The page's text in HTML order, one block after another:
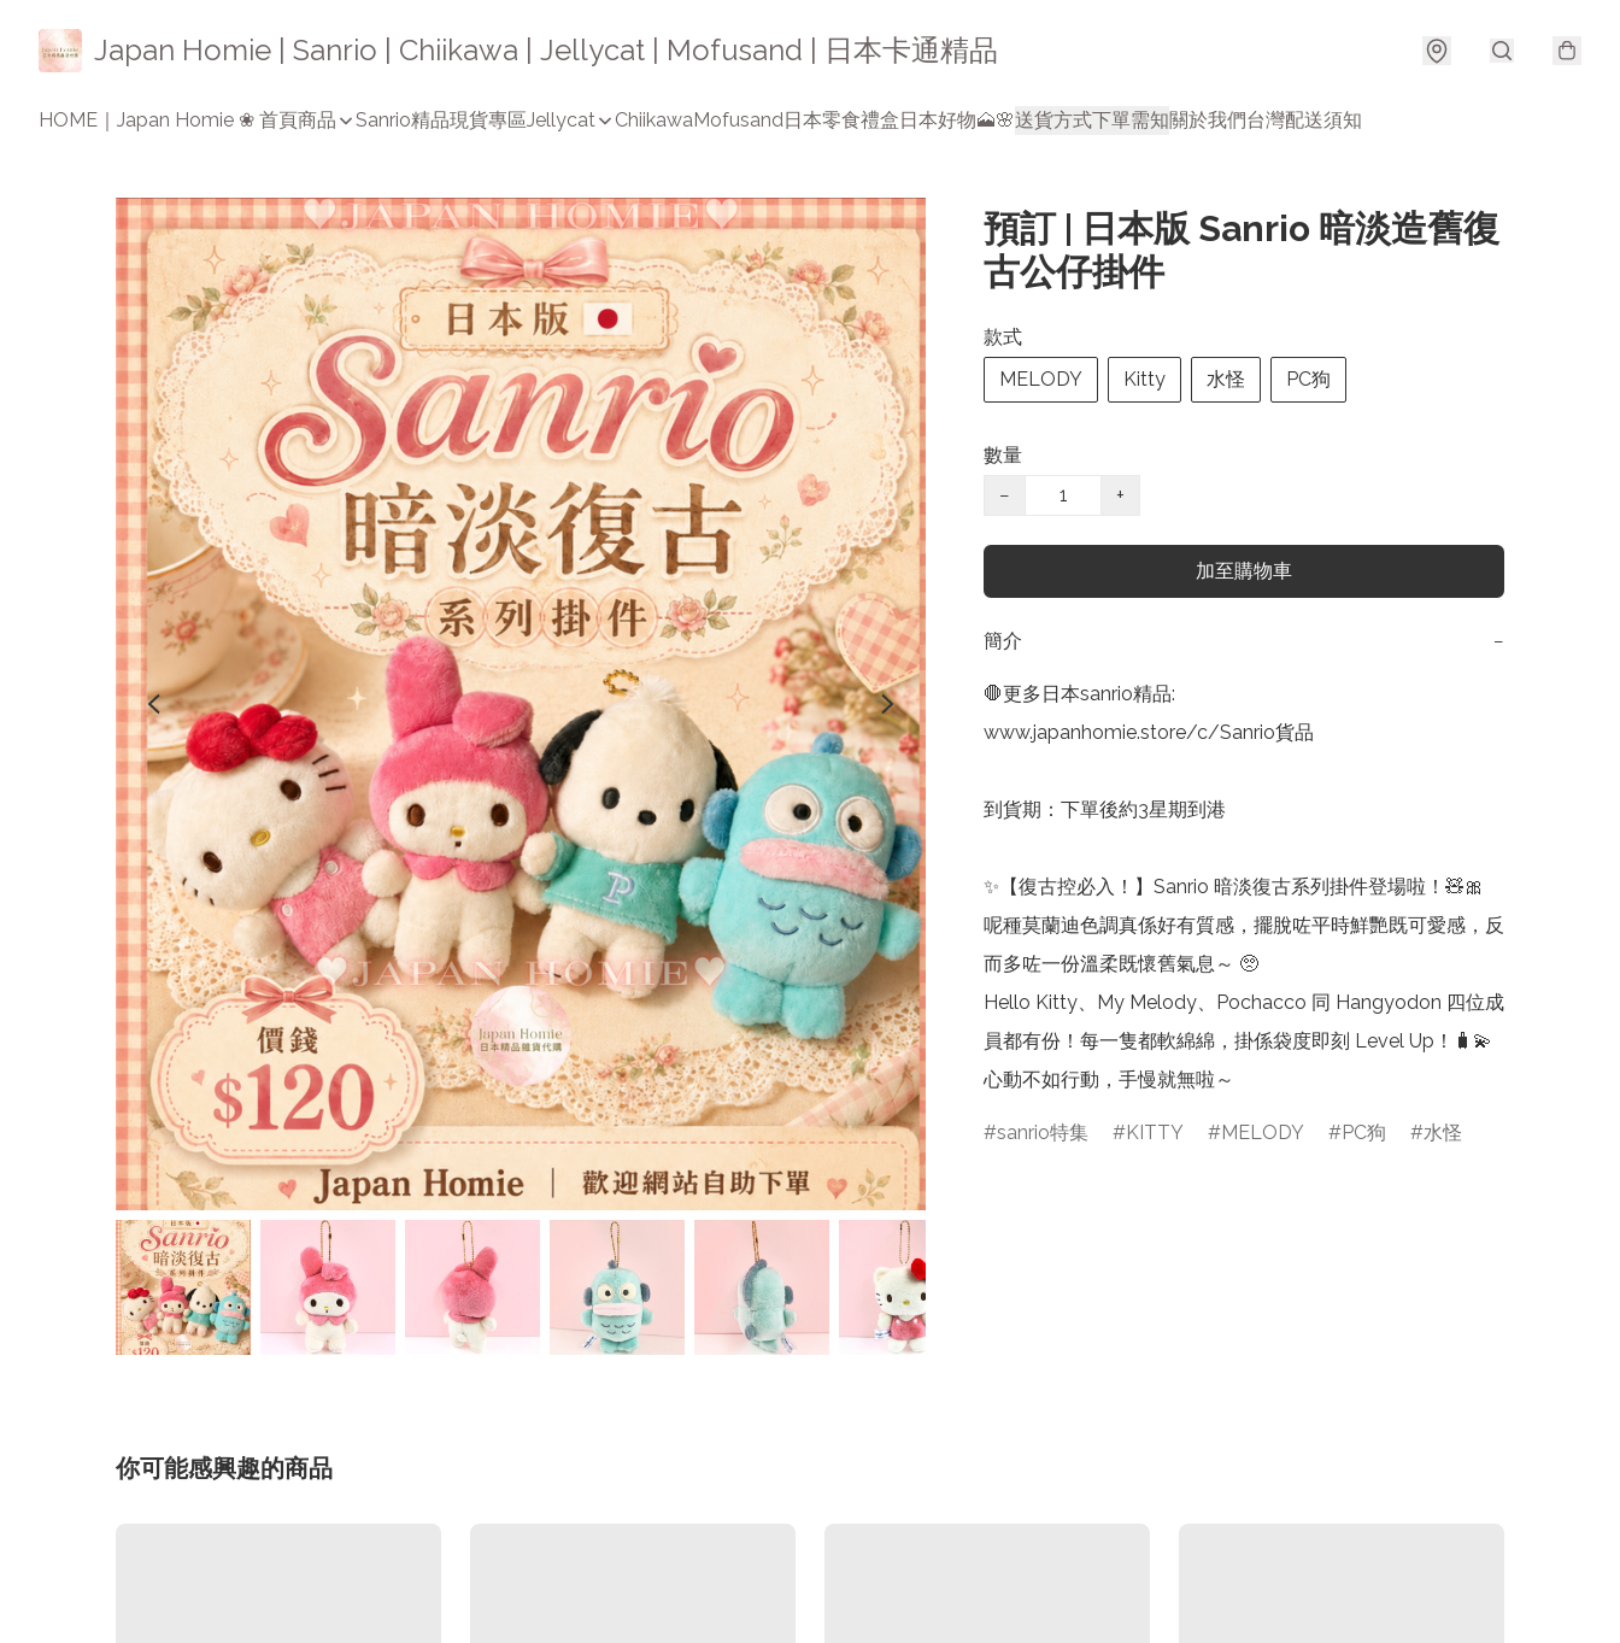
Japan Homie | Sanrio | Chiikawa | Jellycat | Mofusand | 日本卡通精品
HOME｜Japan Homie ❀ 首頁商品 Sanrio精品現貨專區Jellycat ChiikawaMofusand日本零食禮盒日本好物🗻🌸送貨方式下單需知關於我們台灣配送須知
預訂 | 日本版 Sanrio 暗淡造舊復
古公仔掛件
款式
MELODY
Kitty 水怪 PC狗
數量
−
+
加至購物車
簡介 −
🛑更多日本sanrio精品:
www.japanhomie.store/c/Sanrio貨品
到貨期：下單後約3星期到港
✨【復古控必入！】Sanrio 暗淡復古系列掛件登場啦！🧸🎀
呢種莫蘭迪色調真係好有質感，擺脫咗平時鮮艷既可愛感，反
而多咗一份溫柔既懷舊氣息～ 🥺
Hello Kitty、My Melody、Pochacco 同 Hangyodon 四位成
員都有份！每一隻都軟綿綿，掛係袋度即刻 Level Up！🧳💫
心動不如行動，手慢就無啦～
sanrio特集 KITTY MELODY PC狗 水怪
你可能感興趣的商品